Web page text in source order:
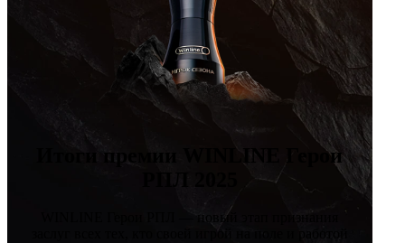
Итоги премии WINLINE Герои
WINLINE Герои РПЛ — новый этап признания
заслуг всех тех, кто своей игрой на поле и работой